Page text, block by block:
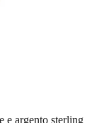
e argento sterling